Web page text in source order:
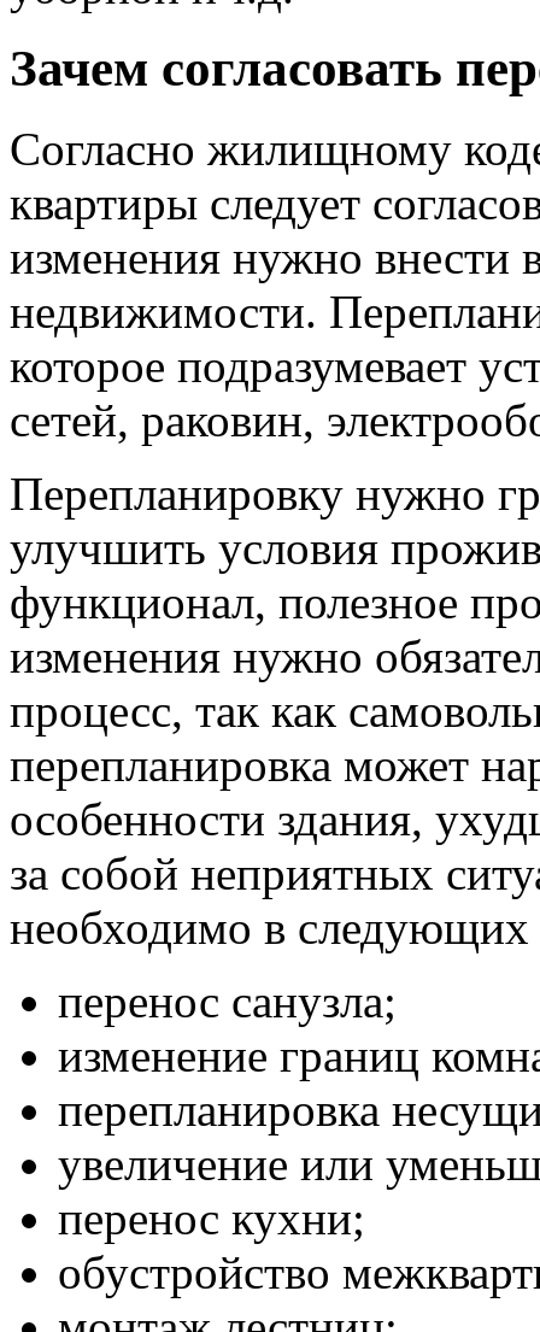
Зачем согласовать
Согласно жилищному
квартиры следует
изменения нужно внести
недвижимости.
которое подразумевает
сетей, раковин,
Перепланировку нужно
улучшить условия
функционал, полезное
изменения нужно
процесс, так как
перепланировка может
особенности здания,
за собой неприятных
необходимо в следующих
перенос санузла;
изменение границ
перепланировка
увеличение или
перенос кухни;
обустройство